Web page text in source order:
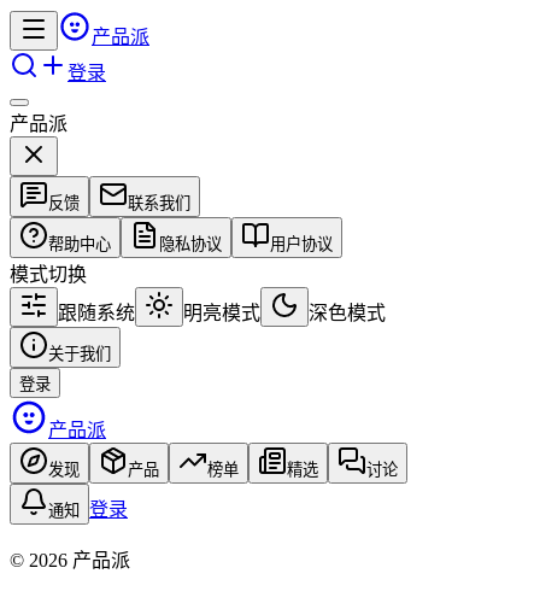
产品派
登录
产品派
反馈 联系我们
帮助中心 隐私协议 用户协议
模式切换
跟随系统
明亮模式 深色模式
关于我们
登录
产品派
发现 产品 榜单 精选 讨论
通知 登录
© 2026 产品派